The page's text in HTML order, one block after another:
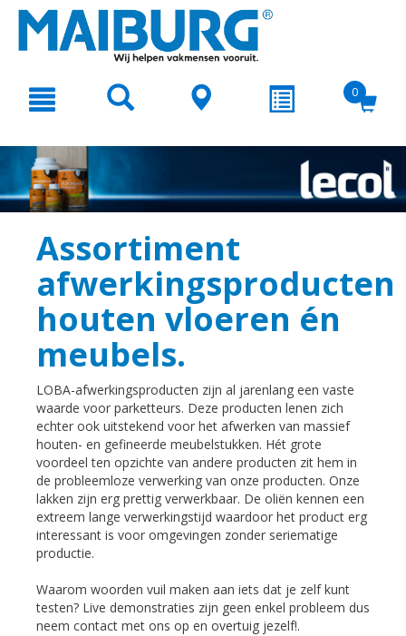
text.skipToNavigation
0
Assortiment
afwerkingsproducten
houten vloeren én
meubels.
LOBA-afwerkingsproducten zijn al jarenlang een vaste
waarde voor parketteurs. Deze producten lenen zich
echter ook uitstekend voor het afwerken van massief
houten- en gefineerde meubelstukken. Hét grote
voordeel ten opzichte van andere producten zit hem in
de probleemloze verwerking van onze producten. Onze
lakken zijn erg prettig verwerkbaar. De oliën kennen een
extreem lange verwerkingstijd waardoor het product erg
interessant is voor omgevingen zonder seriematige
productie.
Waarom woorden vuil maken aan iets dat je zelf kunt
testen? Live demonstraties zijn geen enkel probleem dus
neem contact met ons op en overtuig jezelf!.